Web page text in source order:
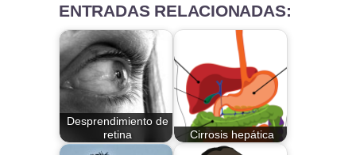
ENTRADAS RELACIONADAS:
Desprendimiento de
retina
Cirrosis hepática